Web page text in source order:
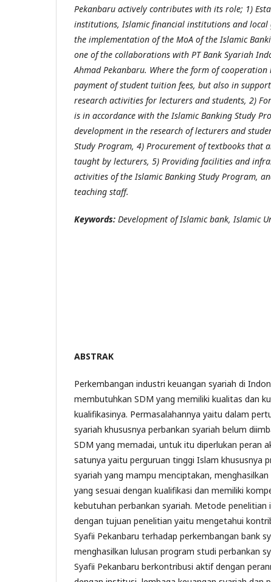
Pekanbaru actively contributes with its role; 1)
institutions, Islamic financial institutions and local
the implementation of the MoA of the Islamic
one of the collaborations with PT Bank Syariah
Ahmad Pekanbaru. Where the form of
payment of student tuition fees, but also in
research activities for lecturers and students, 2)
is in accordance with the Islamic Banking Study
development in the research of lecturers and
Study Program, 4) Procurement of textbooks that
taught by lecturers, 5) Providing facilities and
activities of the Islamic Banking Study Program,
teaching staff.
Keywords: Development of Islamic bank, Islamic
ABSTRAK
Perkembangan industri keuangan syariah di
membutuhkan SDM yang memiliki kualitas dan
kualifikasinya. Permasalahannya yaitu dalam
syariah khususnya perbankan syariah belum
SDM yang memadai, untuk itu diperlukan peran
satunya yaitu perguruan tinggi Islam khususnya
syariah yang mampu menciptakan,
yang sesuai dengan kualifikasi dan memiliki
kebutuhan perbankan syariah. Metode
dengan tujuan penelitian yaitu mengetahui
Syafii Pekanbaru terhadap perkembangan bank
menghasilkan lulusan program studi perbankan
Syafii Pekanbaru berkontribusi aktif dengan